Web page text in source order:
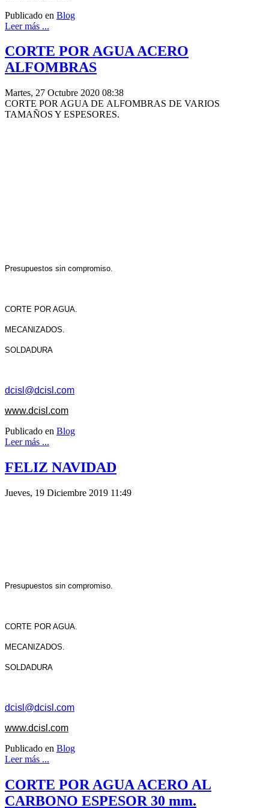
Publicado en Blog
Leer más ...
CORTE POR AGUA ACERO
ALFOMBRAS
Martes, 27 Octubre 2020 08:38
CORTE POR AGUA DE ALFOMBRAS DE VARIOS
TAMAÑOS Y ESPESORES.
Presupuestos sin compromiso.
CORTE POR AGUA.
MECANIZADOS.
SOLDADURA
dcisl@dcisl.com
www.dcisl.com
Publicado en Blog
Leer más ...
FELIZ NAVIDAD
Jueves, 19 Diciembre 2019 11:49
Presupuestos sin compromiso.
CORTE POR AGUA.
MECANIZADOS.
SOLDADURA
dcisl@dcisl.com
www.dcisl.com
Publicado en Blog
Leer más ...
CORTE POR AGUA ACERO AL
CARBONO ESPESOR 30 mm.